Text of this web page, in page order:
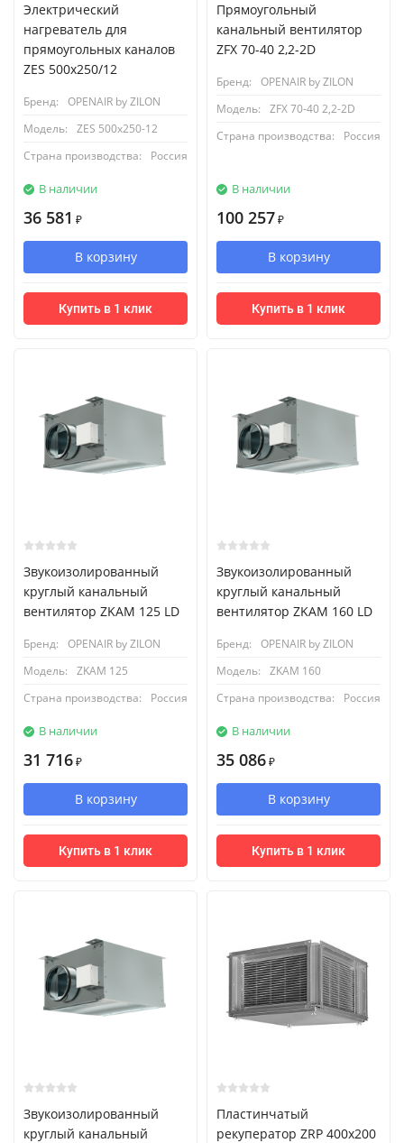
Электрический
нагреватель для
прямоугольных каналов
ZES 500x250/12
Бренд:
OPENAIR by ZILON
Модель:
ZES 500х250-12
Страна производства:
Россия
В наличии
36 581 ₽
В корзину
Купить в 1 клик
Прямоугольный
канальный вентилятор
ZFX 70-40 2,2-2D
Бренд:
OPENAIR by ZILON
Модель:
ZFX 70-40 2,2-2D
Страна производства:
Россия
В наличии
100 257 ₽
В корзину
Купить в 1 клик
Звукоизолированный
круглый канальный
вентилятор ZKAM 125 LD
Бренд:
OPENAIR by ZILON
Модель:
ZKAM 125
Страна производства:
Россия
В наличии
31 716 ₽
В корзину
Купить в 1 клик
Звукоизолированный
круглый канальный
вентилятор ZKAM 160 LD
Бренд:
OPENAIR by ZILON
Модель:
ZKAM 160
Страна производства:
Россия
В наличии
35 086 ₽
В корзину
Купить в 1 клик
Звукоизолированный
круглый канальный
Пластинчатый
рекуператор ZRP 400x200